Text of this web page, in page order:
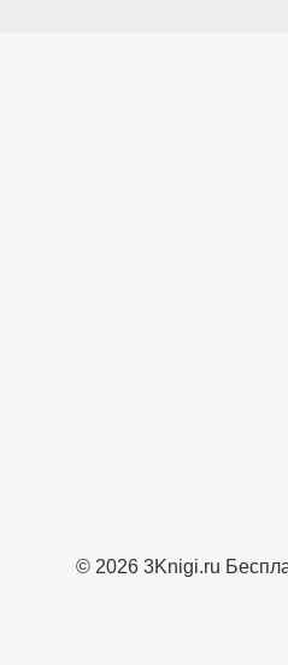
© 2026 3Knigi.ru